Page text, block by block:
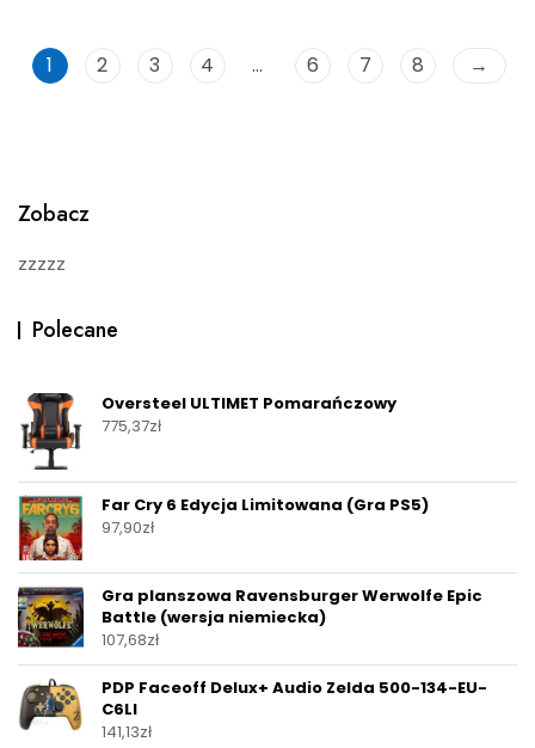
t
1 2 3 4 … 6 7 8 →
Zobacz
zzzzz
Polecane
Oversteel ULTIMET Pomarańczowy
775,37zł
Far Cry 6 Edycja Limitowana (Gra PS5)
97,90zł
Gra planszowa Ravensburger Werwolfe Epic
Battle (wersja niemiecka)
107,68zł
PDP Faceoff Delux+ Audio Zelda 500-134-EU-
C6LI
141,13zł